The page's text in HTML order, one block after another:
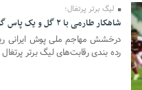
لیگ برتر پرتغال؛
شاهکار طارمی با ۲ گل و یک پاس گل مقابل براگا
درخشش مهاجم ملی پوش ایرانی
رده بندی رقابت‌های لیگ برتر
نفتکش ایرانی «سیلی سیتی» وارد
آب‌های سرزمینی ایران شد
ادامه حملات هوایی علیه مراکزی در